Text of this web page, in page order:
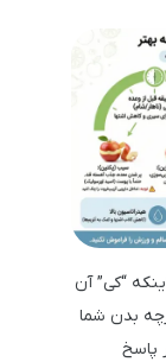
“کی” آن
بدن شما
پاسخ